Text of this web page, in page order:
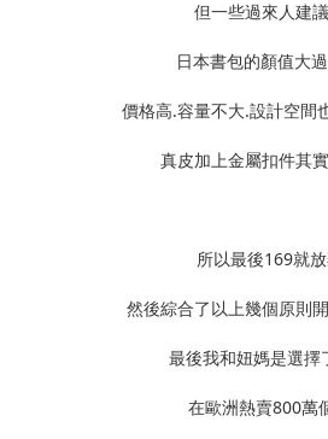
但一些過來人建
日本書包的顏值大
價格高.容量不大.設計空間
真皮加上金屬扣件其
所以最後169就
然後綜合了以上幾個原則
最後我和妞媽是選擇
在歐洲熱賣800萬